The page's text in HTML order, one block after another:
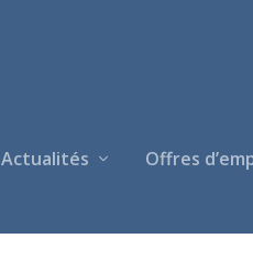
Actualités Offres